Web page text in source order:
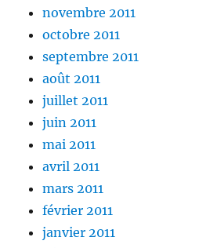
novembre 2011
octobre 2011
septembre 2011
août 2011
juillet 2011
juin 2011
mai 2011
avril 2011
mars 2011
février 2011
janvier 2011